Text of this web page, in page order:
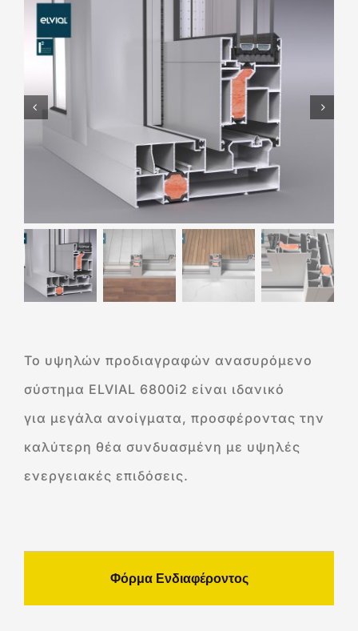
Το υψηλών προδιαγραφών ανασυρόμενο
σύστημα ELVIAL 6800i2 είναι ιδανικό
για μεγάλα ανοίγματα, προσφέροντας την
καλύτερη θέα συνδυασμένη με υψηλές
ενεργειακές επιδόσεις.
Φόρμα Ενδιαφέροντος